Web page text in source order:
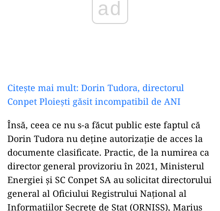
Citește mai mult: Dorin Tudora, directorul
Conpet Ploiești găsit incompatibil de ANI
Însă, ceea ce nu s-a făcut public este faptul că
Dorin Tudora nu deține autorizație de acces la
documente clasificate. Practic, de la numirea ca
director general provizoriu în 2021, Ministerul
Energiei și SC Conpet SA au solicitat directorului
general al Oficiului Registrului Naţional al
Informaţiilor Secrete de Stat (ORNISS), Marius